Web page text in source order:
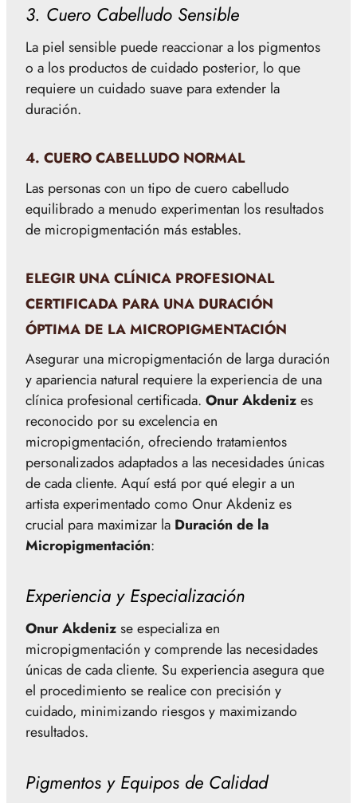
3. Cuero Cabelludo Sensible
La piel sensible puede reaccionar a los pigmentos
o a los productos de cuidado posterior, lo que
requiere un cuidado suave para extender la
duración.
4. CUERO CABELLUDO NORMAL
Las personas con un tipo de cuero cabelludo
equilibrado a menudo experimentan los resultados
de micropigmentación más estables.
ELEGIR UNA CLÍNICA PROFESIONAL
CERTIFICADA PARA UNA DURACIÓN
ÓPTIMA DE LA MICROPIGMENTACIÓN
Asegurar una micropigmentación de larga duración
y apariencia natural requiere la experiencia de una
clínica profesional certificada. Onur Akdenizes
reconocido por su excelencia en
micropigmentación, ofreciendo tratamientos
personalizados adaptados a las necesidades únicas
de cada cliente. Aquí está por qué elegir a un
artista experimentado como Onur Akdeniz es
crucial para maximizar la Duración de la
Micropigmentación:
Experiencia y Especialización
Onur Akdenizse especializa en
micropigmentación y comprende las necesidades
únicas de cada cliente. Su experiencia asegura que
el procedimiento se realice con precisión y
cuidado, minimizando riesgos y maximizando
resultados.
Pigmentos y Equipos de Calidad